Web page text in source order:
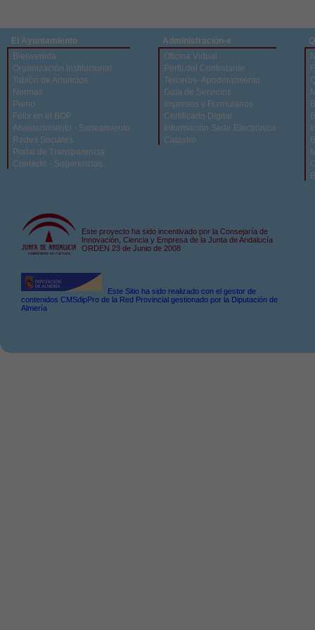
El Ayuntamiento
Bienvenida
Organización Institucional
Tablón de Anuncios
Normas
Pleno
Felix en el BOP
Abastecimiento - Saneamiento
Redes Sociales
Portal de Transparencia
Contacto - Sugerencias
Administración-e
Oficina Virtual
Perfil del Contratante
Terceros- Apoderamiento
Guía de Servicios
Impresos y Formularios
Certificado Digital
Información Sede Electrónica
Catastro
Este proyecto ha sido incentivado por la Consejaría de
Innovación, Ciencia y Empresa de la Junta de Andalucía
ORDEN 23 de Junio de 2008
Este Sitio ha sido realizado con el gestor de
contenidos CMSdipPro de la Red Provincial gestionado por la Diputación de
Almería